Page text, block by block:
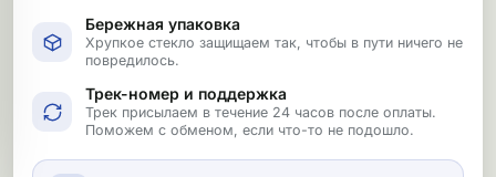
Бережная упаковка
Хрупкое стекло защищаем так, чтобы в пути ничего не
повредилось.
Трек-номер и поддержка
Трек присылаем в течение 24 часов после оплаты.
Поможем с обменом, если что-то не подошло.